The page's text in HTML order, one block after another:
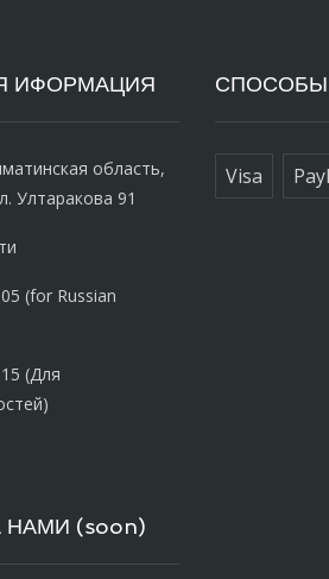
ИФОРМАЦИЯ
область,
Ултаракова 91
(for Russian
(Для
НАМИ (soon)
СПОСОБЫ
Visa